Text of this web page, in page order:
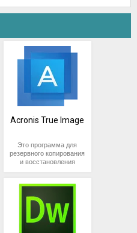
Acronis True Image
Это программа для
резервного копирования
и восстановления
позволяет
пользователям
создавать резервные
копии операционной
системы, приложений,